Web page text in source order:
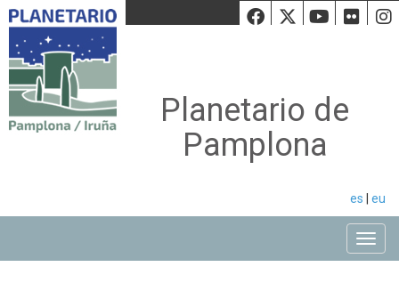
Facebook
Twiiter
Planetario de
Pamplona
es eu